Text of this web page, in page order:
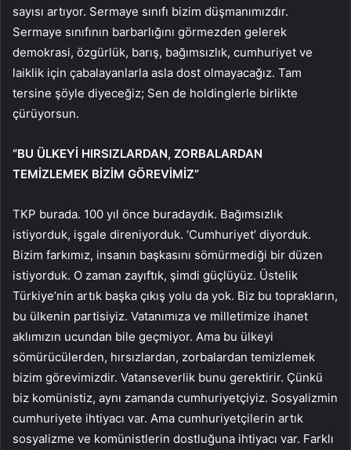
sayısı artıyor. Sermaye sınıfı bizim düşmanımızdır.
Sermaye sınıfının barbarlığını görmezden gelerek
demokrasi, özgürlük, barış, bağımsızlık, cumhuriyet ve
laiklik için çabalayanlarla asla dost olmayacağız. Tam
tersine şöyle diyeceğiz; Sen de holdinglerle birlikte
çürüyorsun.
“BU ÜLKEYİ HIRSIZLARDAN, ZORBALARDAN
TEMİZLEMEK BİZİM GÖREVİMİZ”
TKP burada. 100 yıl önce buradaydık. Bağımsızlık
istiyorduk, işgale direniyorduk. ‘Cumhuriyet’ diyorduk.
Bizim farkımız, insanın başkasını sömürmediği bir düzen
istiyorduk. O zaman zayıftık, şimdi güçlüyüz. Üstelik
Türkiye’nin artık başka çıkış yolu da yok. Biz bu toprakların,
bu ülkenin partisiyiz. Vatanımıza ve milletimize ihanet
aklımızın ucundan bile geçmiyor. Ama bu ülkeyi
sömürücülerden, hırsızlardan, zorbalardan temizlemek
bizim görevimizdir. Vatanseverlik bunu gerektirir. Çünkü
biz komünistiz, aynı zamanda cumhuriyetçiyiz. Sosyalizmin
cumhuriyete ihtiyacı var. Ama cumhuriyetçilerin artık
sosyalizme ve komünistlerin dostluğuna ihtiyacı var. Farklı